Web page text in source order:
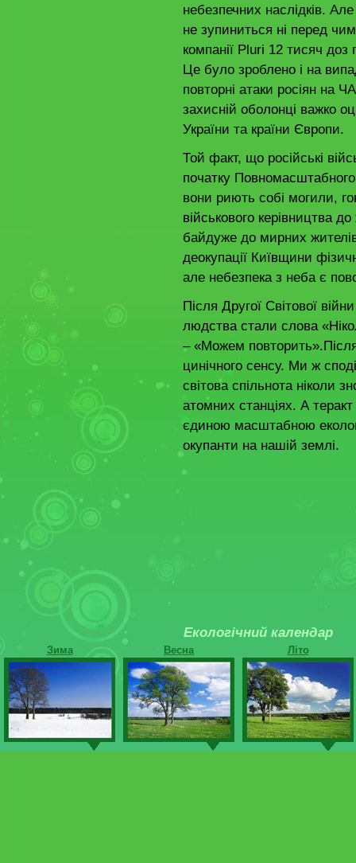
небезпечних наслідків.
не зупиниться ні перед
компанії Pluri 12 тисяч доз
Це було зроблено і на
повторні атаки росіян на
захисній оболонці важко
України та країни Європи.
Той факт, що російські
початку
вони риють собі могили,
військового керівництва
байдуже до мирних
деокупації Київщини
але небезпека з неба є
Після Другої Світової
людства стали слова
– «Можем
цинічного сенсу. Ми ж
світова спільнота ніколи
атомних станціях. А
єдиною масштабною
окупанти на нашій
Екологічний календар
Зима Весна Літо